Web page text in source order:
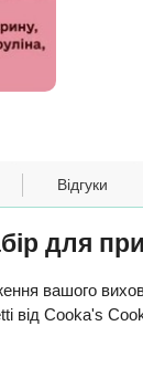
Відгуки
для
вашого
від Cooka's